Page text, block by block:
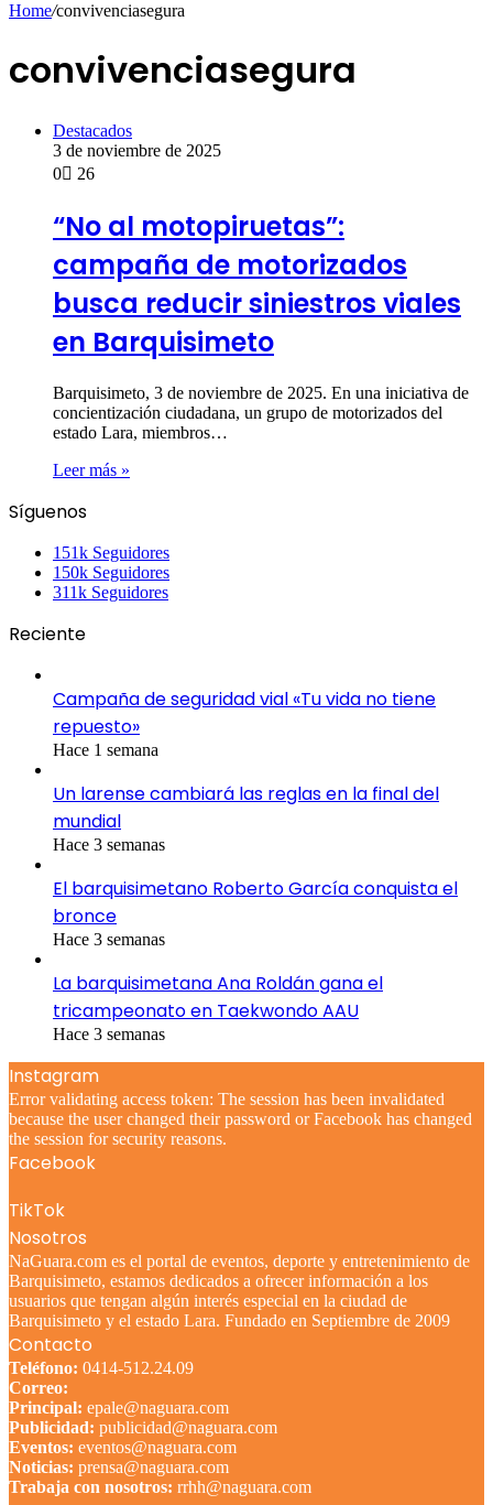
Home/convivenciasegura
convivenciasegura
Destacados
3 de noviembre de 2025
0
26
“No al motopiruetas”:
campaña de motorizados
busca reducir siniestros viales
en Barquisimeto
Barquisimeto, 3 de noviembre de 2025. En una iniciativa de
concientización ciudadana, un grupo de motorizados del
estado Lara, miembros…
Leer más »
Síguenos
151k Seguidores
150k Seguidores
311k Seguidores
Reciente
Campaña de seguridad vial «Tu vida no tiene
repuesto»
Hace 1 semana
Un larense cambiará las reglas en la final del
mundial
Hace 3 semanas
El barquisimetano Roberto García conquista el
bronce
Hace 3 semanas
La barquisimetana Ana Roldán gana el
tricampeonato en Taekwondo AAU
Hace 3 semanas
Instagram
Error validating access token: The session has been invalidated
because the user changed their password or Facebook has changed
the session for security reasons.
Facebook
TikTok
Nosotros
NaGuara.com es el portal de eventos, deporte y entretenimiento de
Barquisimeto, estamos dedicados a ofrecer información a los
usuarios que tengan algún interés especial en la ciudad de
Barquisimeto y el estado Lara. Fundado en Septiembre de 2009
Contacto
Teléfono: 0414-512.24.09
Correo:
Principal: epale@naguara.com
Publicidad: publicidad@naguara.com
Eventos: eventos@naguara.com
Noticias: prensa@naguara.com
Trabaja con nosotros: rrhh@naguara.com